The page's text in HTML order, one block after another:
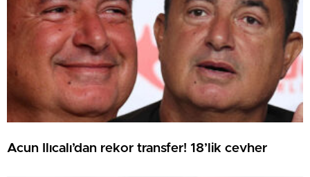
Acun Ilıcalı’dan rekor transfer! 18’lik cevher